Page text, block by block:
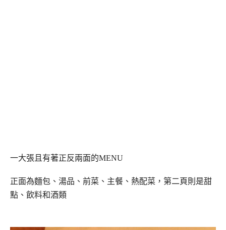
一大張且有著正反兩面的MENU
正面為麵包、湯品、前菜、主餐、熱配菜，第二頁則是甜
點、飲料和酒類